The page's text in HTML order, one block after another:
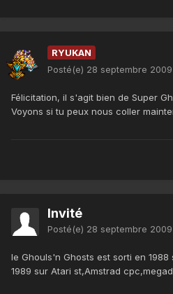
RYUKAN
Posté(e) 28 septembre 2009
Félicitation, il s'agit bien de Super
Voyons si tu peux nous coller
Invité
Posté(e) 28 septembre 2009
le Ghouls'n Ghosts est sorti en
1989 sur Atari st,Amstrad